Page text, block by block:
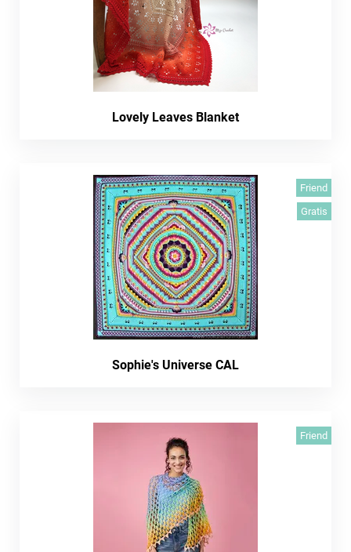
Lovely Leaves Blanket
Friend
Gratis
Sophie's Universe CAL
Friend